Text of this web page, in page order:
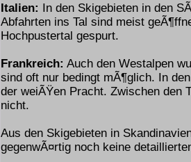
Italien: In den Skigebieten in den
Abfahrten ins Tal sind meist
Hochpustertal gespurt.
Frankreich: Auch den Westalpen
sind oft nur bedingt mÃ¶glich. In
der weiÃŸen Pracht. Zwischen den
nicht.
Aus den Skigebieten in
gegenwÃ¤rtig noch keine